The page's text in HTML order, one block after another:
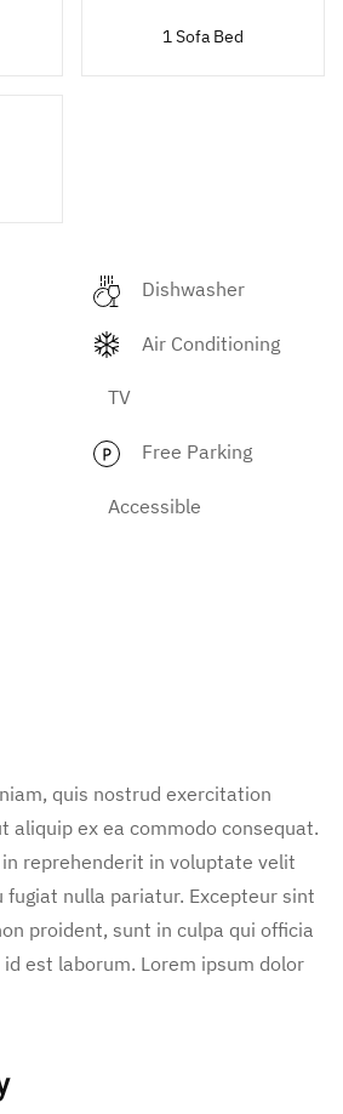
1 Sofa Bed
Dishwasher
Air Conditioning
TV
Free Parking
Accessible
quis nostrud exercitation
aliquip ex ea commodo consequat.
reprehenderit in voluptate velit
fugiat nulla pariatur. Excepteur sint
proident, sunt in culpa qui officia
est laborum. Lorem ipsum dolor